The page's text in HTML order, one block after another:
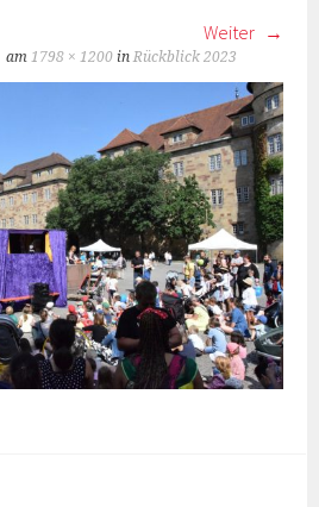
Weiter
am 1798 × 1200 in Rückblick 2023